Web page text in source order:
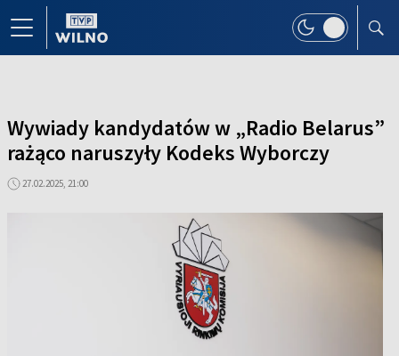
Wywiady kandydatów w „Radio Belarus”
rażąco naruszyły Kodeks Wyborczy
27.02.2025, 21:00